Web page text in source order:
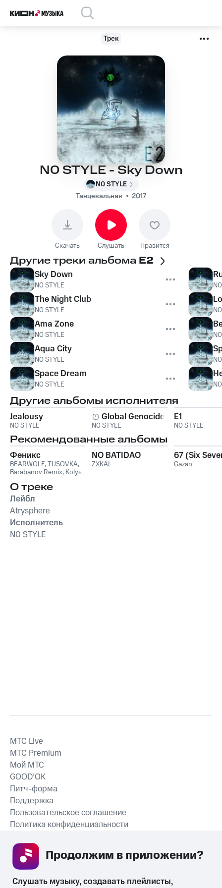
Трек
N0 STYLE - Sky Down
N0 STYLE
Танцевальная
2017
Скачать Слушать Нравится
Другие треки альбома E2
Sky Down
N0 STYLE
The Night Club
N0 STYLE
Ama Zone
N0 STYLE
Aqua City
N0 STYLE
Space Dream
N0 STYLE
Другие альбомы исполнителя
Jealousy
N0 STYLE
Global Genocide
N0 STYLE
E1
N0 STYLE
Рекомендованные альбомы
Феникс
BEARWOLF,TUSOVKA,
Barabanov Remix, Kolya
NO BATIDAO
ZXKAI
67 (Six
Gazan
О треке
Лейбл
Atrysphere
Исполнитель
N0 STYLE
СКАЧАТЬ ПРИЛОЖЕНИЕ
MTС Live
MTС Premium
Мой МТС
GOOD’OK
Питч-форма
Поддержка
Пользовательское соглашение
Политика конфиденциальности
Слушать музыку, создавать плейлисты,